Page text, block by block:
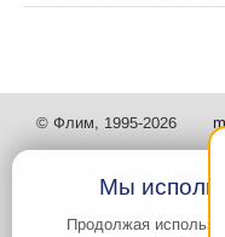
© Флим, 1995-2026
Мы
Продолжая